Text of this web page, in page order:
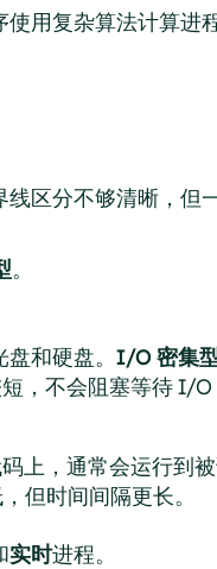
用复杂算法计算进
区分不够清晰，但
。
和硬盘。 I/O 密集
，不会阻塞等待 I/O
上，通常会运行到
但时间间隔更长。
实时进程。